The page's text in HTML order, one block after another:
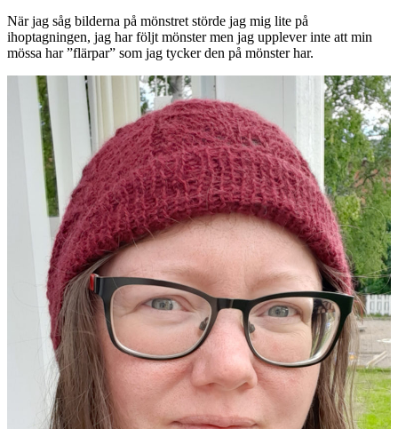
När jag såg bilderna på mönstret störde jag mig lite på
ihoptagningen, jag har följt mönster men jag upplever inte att min
mössa har ”flärpar” som jag tycker den på mönster har.